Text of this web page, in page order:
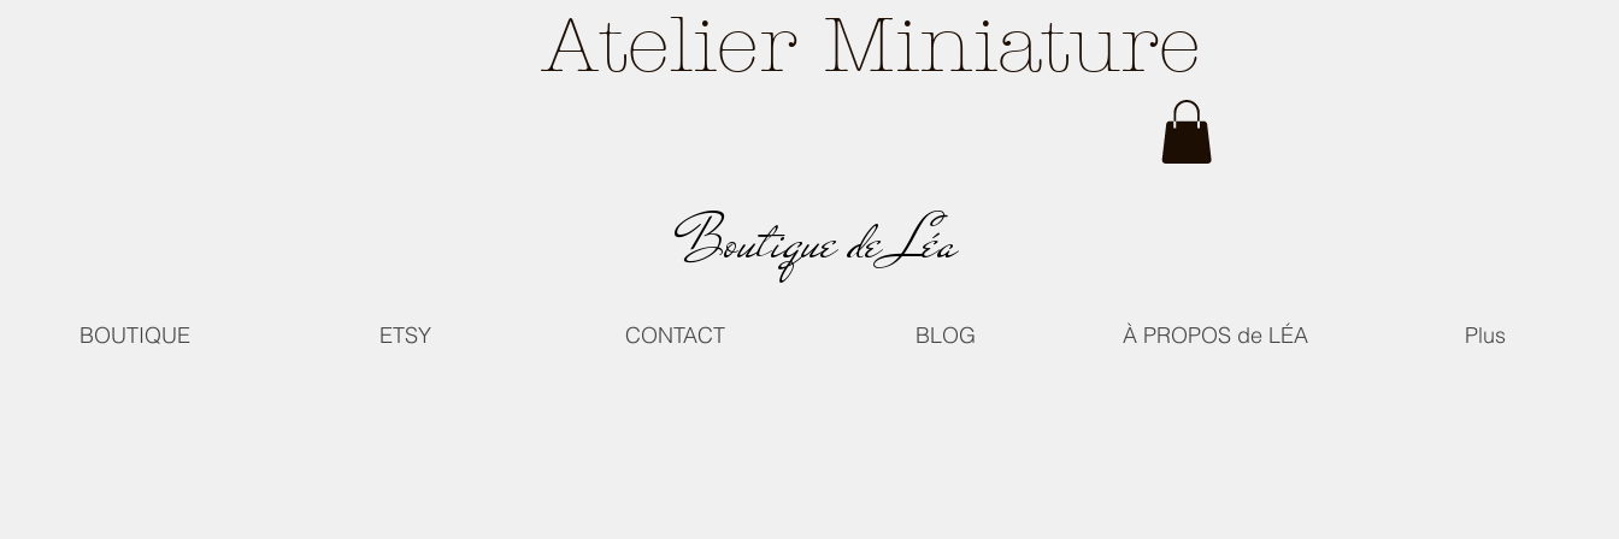
Atelier Miniature
Boutique de Léa
BOUTIQUE ETSY CONTACT BLOG À PROPOS de LÉA Plus